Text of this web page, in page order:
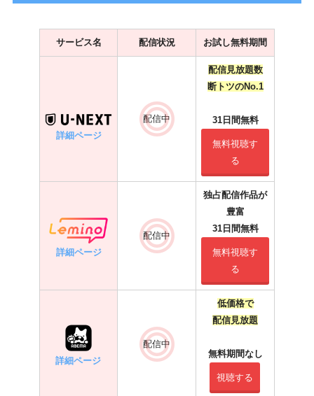
サービス名 配信状況 お試し無料期間
詳細ページ
配信中
配信見放題数
断トツのNo.1
31日間無料
無料視聴す
る
詳細ページ
配信中
独占配信作品が
豊富
31日間無料
無料視聴す
る
詳細ページ
配信中
低価格で
配信見放題
無料期間なし
視聴する